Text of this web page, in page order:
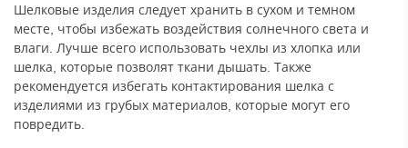
Шелковые изделия следует хранить в сухом и темном
месте, чтобы избежать воздействия солнечного света и
влаги. Лучше всего использовать чехлы из хлопка или
шелка, которые позволят ткани дышать. Также
рекомендуется избегать контактирования шелка с
изделиями из грубых материалов, которые могут его
повредить.